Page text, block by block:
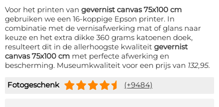
Voor het printen van gevernist canvas 75x100 cm
gebruiken we een 16-koppige Epson printer. In
combinatie met de vernisafwerking mat of glans naar
keuze en het extra dikke 360 grams katoenen doek,
resulteert dit in de allerhoogste kwaliteit gevernist
canvas 75x100 cm met perfecte afwerking en
bescherming. Museumkwaliteit voor een prijs van 132,95.
Fotogeschenk (+9484)